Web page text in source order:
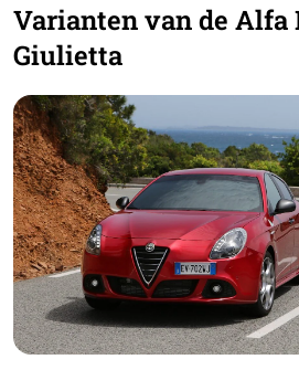
Varianten van de Alfa
Giulietta